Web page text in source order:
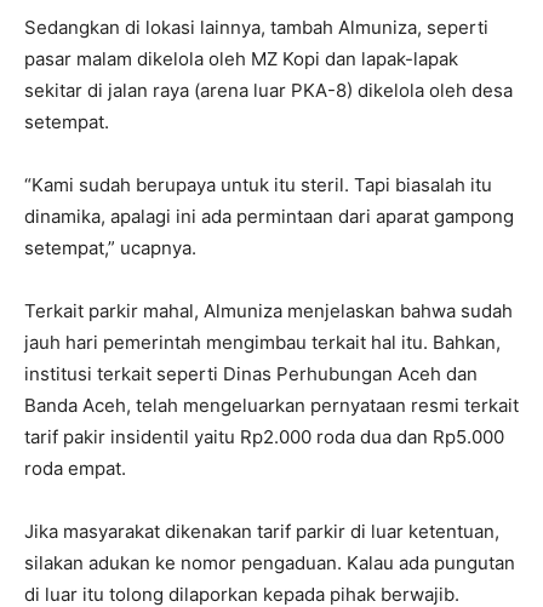
Sedangkan di lokasi lainnya, tambah Almuniza, seperti
pasar malam dikelola oleh MZ Kopi dan lapak-lapak
sekitar di jalan raya (arena luar PKA-8) dikelola oleh desa
setempat.
“Kami sudah berupaya untuk itu steril. Tapi biasalah itu
dinamika, apalagi ini ada permintaan dari aparat gampong
setempat,” ucapnya.
Terkait parkir mahal, Almuniza menjelaskan bahwa sudah
jauh hari pemerintah mengimbau terkait hal itu. Bahkan,
institusi terkait seperti Dinas Perhubungan Aceh dan
Banda Aceh, telah mengeluarkan pernyataan resmi terkait
tarif pakir insidentil yaitu Rp2.000 roda dua dan Rp5.000
roda empat.
Jika masyarakat dikenakan tarif parkir di luar ketentuan,
silakan adukan ke nomor pengaduan. Kalau ada pungutan
di luar itu tolong dilaporkan kepada pihak berwajib.